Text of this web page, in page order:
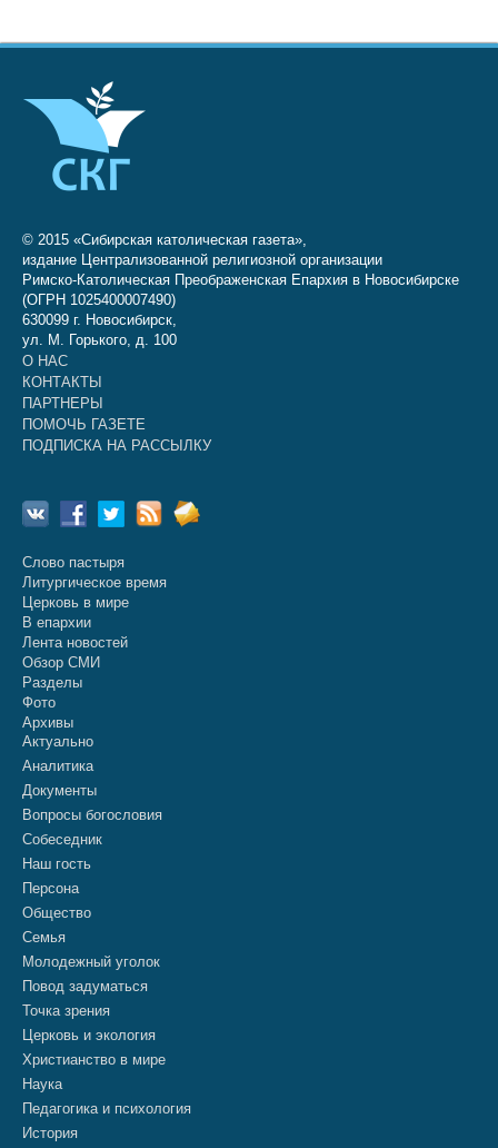
© 2015 «Сибирская католическая газета»,
издание Централизованной религиозной организации
Римско-Католическая Преображенская Епархия в Новосибирске
(ОГРН 1025400007490)
630099 г. Новосибирск,
ул. М. Горького, д. 100
О НАС
КОНТАКТЫ
ПАРТНЕРЫ
ПОМОЧЬ ГАЗЕТЕ
ПОДПИСКА НА РАССЫЛКУ
Слово пастыря
Литургическое время
Церковь в мире
В епархии
Лента новостей
Обзор СМИ
Разделы
Фото
Архивы
Актуально
Аналитика
Документы
Вопросы богословия
Собеседник
Наш гость
Персона
Общество
Семья
Молодежный уголок
Повод задуматься
Точка зрения
Церковь и экология
Христианство в мире
Наука
Педагогика и психология
История